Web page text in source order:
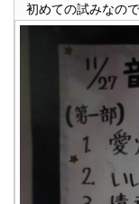
初めての試みなの